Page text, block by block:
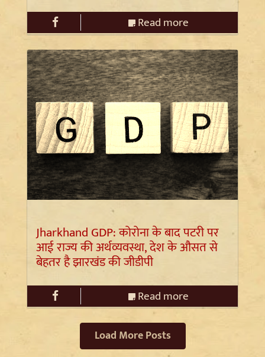
Read more
Jharkhand GDP: कोरोना के बाद पटरी पर
आई राज्य की अर्थव्यवस्था, देश के औसत से
बेहतर है झारखंड की जीडीपी
Read more
Load More Posts